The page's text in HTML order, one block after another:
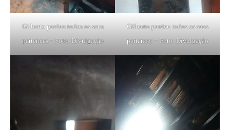
Gilberto perdeu todos os seus
pertences – Foto: Divulgação
Gilberto perdeu todos os seus
pertences – Foto: Divulgação